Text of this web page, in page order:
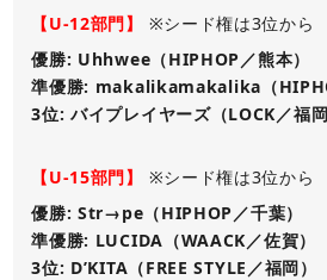
【U-12部門】
※シード権は3位から
優勝: Uhhwee（HIPHOP／熊本）
準優勝: makalikamakalika（
3位: バイプレイヤーズ（LOCK／福岡
【U-15部門】
※シード権は3位から
優勝: Str→pe（HIPHOP／千葉）
準優勝: LUCIDA（WAACK／佐賀）
3位: D’KITA（FREE STYLE／福岡）